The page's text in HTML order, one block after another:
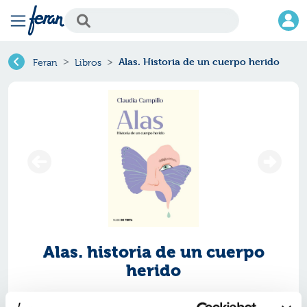
Feran Libros Alas. Historia de un cuerpo herido
Alas. historia de un cuerpo
herido
Ref.